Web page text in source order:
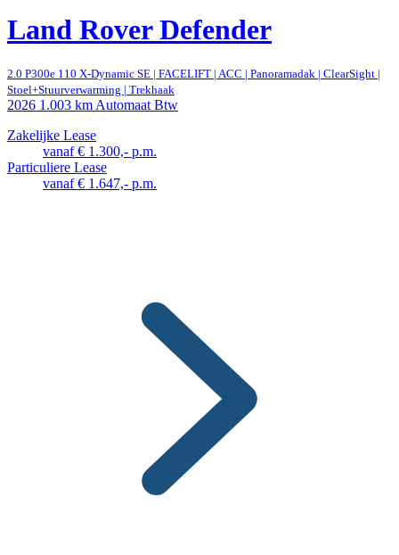
Land Rover Defender
2.0 P300e 110 X-Dynamic SE | FACELIFT | ACC | Panoramadak | ClearSight |
Stoel+Stuurverwarming | Trekhaak
2026 1.003 km Automaat Btw
Zakelijke Lease
vanaf € 1.300,- p.m.
Particuliere Lease
vanaf € 1.647,- p.m.